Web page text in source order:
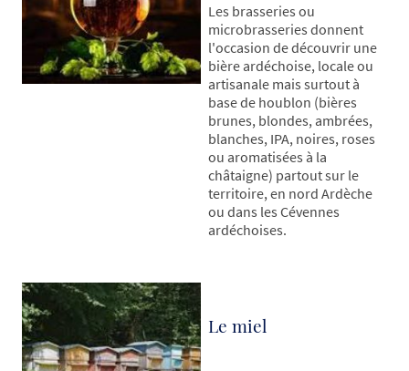
Les brasseries ou
microbrasseries donnent
l'occasion de découvrir une
bière ardéchoise, locale ou
artisanale mais surtout à
base de houblon (bières
brunes, blondes, ambrées,
blanches, IPA, noires, roses
ou aromatisées à la
châtaigne) partout sur le
territoire, en nord Ardèche
ou dans les Cévennes
ardéchoises.
Le miel